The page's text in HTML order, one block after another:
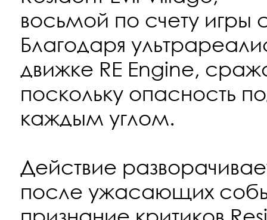
восьмой по счету игры
Благодаря
движке RE Engine,
поскольку опасность
каждым углом.
Действие
после ужасающих